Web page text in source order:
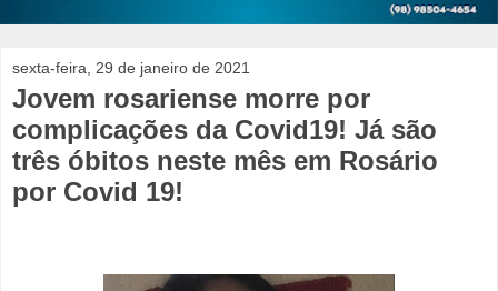
sexta-feira, 29 de janeiro de 2021
Jovem rosariense morre por
complicações da Covid19! Já são
três óbitos neste mês em Rosário
por Covid 19!